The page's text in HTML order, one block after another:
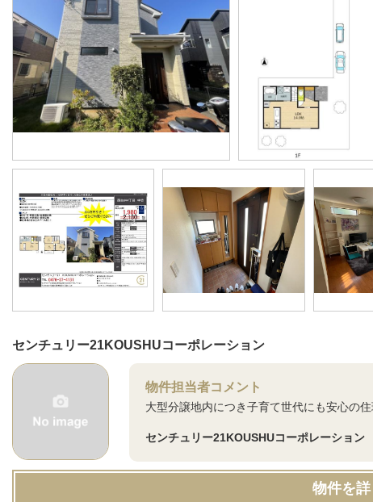
センチュリー21KOUSHUコーポレーション
物件担当者コメント
大型分譲地内につき子育て世代にも安心の住
センチュリー21KOUSHUコーポレーション
物件を